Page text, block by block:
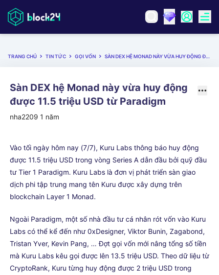
TRANG CHỦ TIN TỨC GỌI VỐN SÀN DEX HỆ MONAD NÀY VỪA HUY ĐỘNG ĐƯỢC 11.5 TRIỆU USD TỪ PARADIGM
Sàn DEX hệ Monad này vừa huy động
được 11.5 triệu USD từ Paradigm
nha2209 1 năm
Vào tối ngày hôm nay (7/7), Kuru Labs thông báo huy động
được 11.5 triệu USD trong vòng Series A dẫn đầu bởi quỹ đầu
tư Tier 1 Paradigm. Kuru Labs là đơn vị phát triển sàn giao
dịch phi tập trung mang tên Kuru được xây dựng trên
blockchain Layer 1 Monad.
Ngoài Paradigm, một số nhà đầu tư cá nhân rót vốn vào Kuru
Labs có thể kể đến như 0xDesigner, Viktor Bunin, Zagabond,
Tristan Yver, Kevin Pang, … Đợt gọi vốn mới nâng tổng số tiền
mà Kuru Labs kêu gọi được lên 13.5 triệu USD. Theo dữ liệu từ
CryptoRank, Kuru từng huy động được 2 triệu USD trong